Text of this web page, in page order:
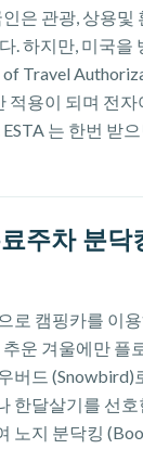
은 관광, 상용및
. 하지만, 미국
of Travel
적용이 되며 전
는 한번 받
주차 분닥
로 캠핑카를 이
운 겨울에만 플
버드 (Snowbird)
한달살기를 선
노지 분닥킹